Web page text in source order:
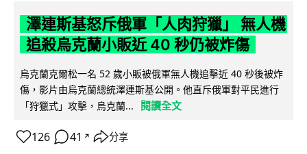
澤連斯基怒斥俄軍「人肉狩獵」 無人機
追殺烏克蘭小販近 40 秒仍被炸傷
烏克蘭克爾松一名 52 歲小販被俄軍無人機追擊近 40 秒後被炸
傷，影片由烏克蘭總統澤連斯基公開。他直斥俄軍對平民進行
「狩獵式」攻擊，烏克蘭...
閱讀全文
126 41 ↗ 分享